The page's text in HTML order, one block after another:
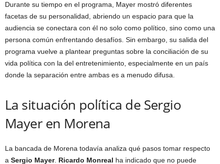
Durante su tiempo en el programa, Mayer mostró diferentes
facetas de su personalidad, abriendo un espacio para que la
audiencia se conectara con él no solo como político, sino como una
persona común enfrentando desafíos. Sin embargo, su salida del
programa vuelve a plantear preguntas sobre la conciliación de su
vida política con la del entretenimiento, especialmente en un país
donde la separación entre ambas es a menudo difusa.
La situación política de Sergio
Mayer en Morena
La bancada de Morena todavía analiza qué pasos tomar respecto
a Sergio Mayer. Ricardo Monreal ha indicado que no puede